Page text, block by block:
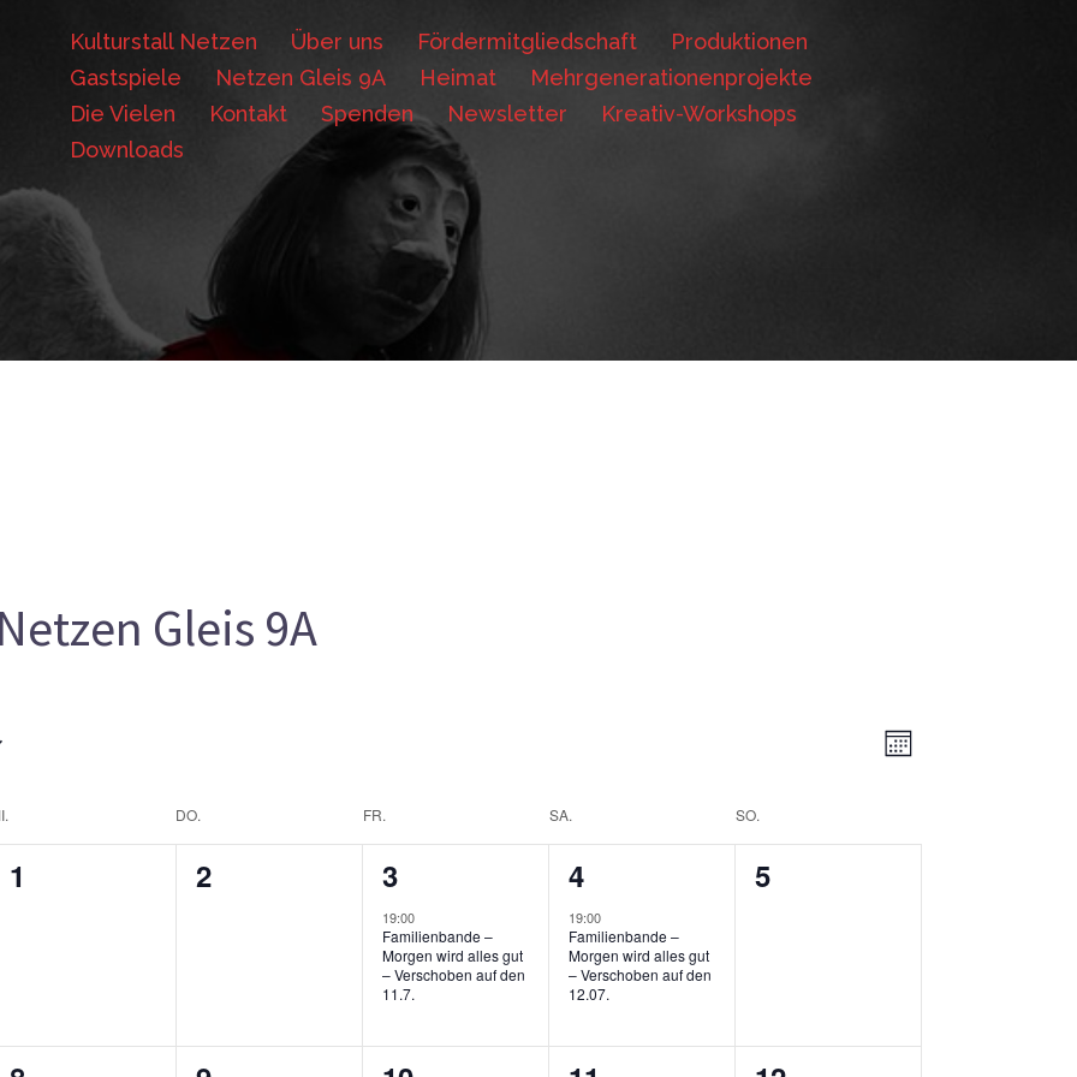
Kulturstall Netzen Über uns Fördermitgliedschaft
Produktionen
Gastspiele
Netzen Gleis 9A Heimat
Mehrgenerationenprojekte
Die Vielen
Kontakt Spenden Newsletter
Kreativ-Workshops
Downloads
Netzen Gleis 9A
MONAT
DO. FR. SA. SO.
0
1
0
Veranstaltungen,
2
1
Veranstaltung,
3
19:00
Familienbande –
Morgen wird alles gut
– Verschoben auf den
11.7.
1
Veranstaltung,
4
19:00
Familienbande –
Morgen wird alles gut
– Verschoben auf den
12.07.
0
5